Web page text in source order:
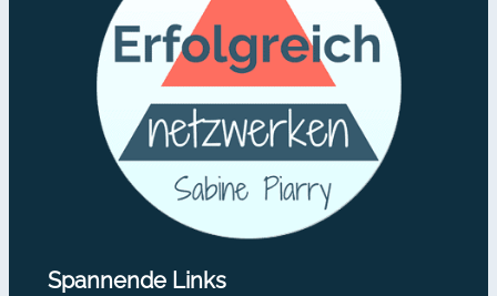
Spannende Links